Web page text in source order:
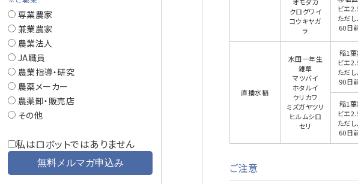
専業農家
兼業農家
農業法人
JA職員
農業指導・研究
農薬メーカー
農薬卸・販売店
その他
私はロボットではありません
クログワイ
コウキヤガ
ラ
ビエ
ただし
60日
直播水稲
水田一年生
雑草
マツバイ
ホタルイ
ウリカワ
ミズガヤツリ
ヒルムシロ
セリ
稲1葉
ビエ
ただし
90日
稲1葉
ビエ
ただし
60日
ご注意